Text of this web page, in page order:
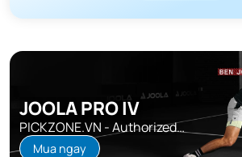
JOOLA PRO IV
PICKZONE.VN - Authorized
Distributor
Mua ngay